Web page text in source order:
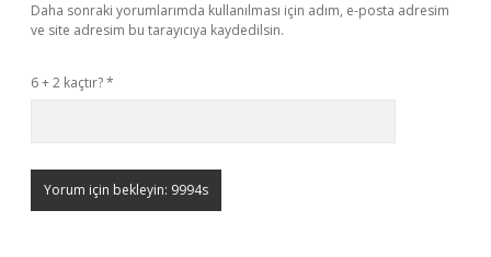
Daha sonraki yorumlarımda kullanılması için adım, e-posta adresim
ve site adresim bu tarayıcıya kaydedilsin.
6 + 2 kaçtır?*